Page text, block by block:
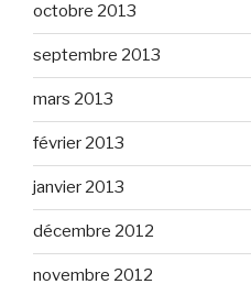
octobre 2013
septembre 2013
mars 2013
février 2013
janvier 2013
décembre 2012
novembre 2012